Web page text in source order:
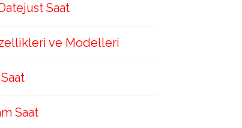
Saat
ve Modelleri
Saat